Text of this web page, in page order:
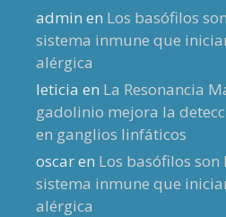
admin en Los basófilos
sistema inmune que
alérgica
leticia en La Resonancia
gadolinio mejora la
en ganglios linfáticos
oscaren Los basófilos son
sistema inmune que
alérgica